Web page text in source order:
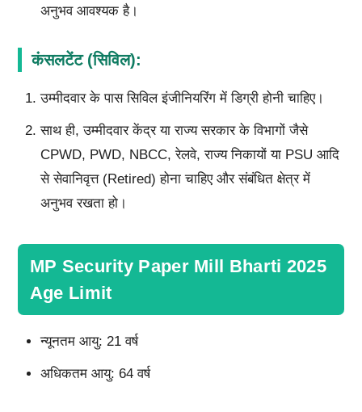
अनुभव आवश्यक है।
कंसलटेंट (सिविल):
उम्मीदवार के पास सिविल इंजीनियरिंग में डिग्री होनी चाहिए।
साथ ही, उम्मीदवार केंद्र या राज्य सरकार के विभागों जैसे
CPWD, PWD, NBCC, रेलवे, राज्य निकायों या PSU आदि
से सेवानिवृत्त (Retired) होना चाहिए और संबंधित क्षेत्र में
अनुभव रखता हो।
MP Security Paper Mill Bharti 2025
Age Limit
न्यूनतम आयु: 21 वर्ष
अधिकतम आयु: 64 वर्ष